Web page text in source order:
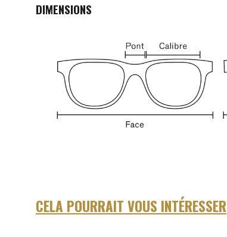
DIMENSIONS
CELA POURRAIT VOUS INTÉRESSER